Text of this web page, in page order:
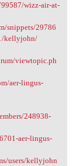
wizz-air-at-
snippets/29786
kellyjohn/
viewtopic.ph
aer-lingus-
248938-
aer-lingus-
users/kellyjohn